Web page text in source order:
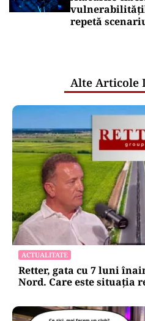
repetă
Alte Articole
ACTUALITATE
Retter, gata cu 7 luni
Nord. Care este situația